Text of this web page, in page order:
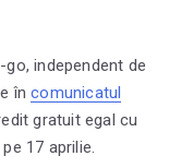
independent de
încomunicatul
gratuit egal cu
17 aprilie.